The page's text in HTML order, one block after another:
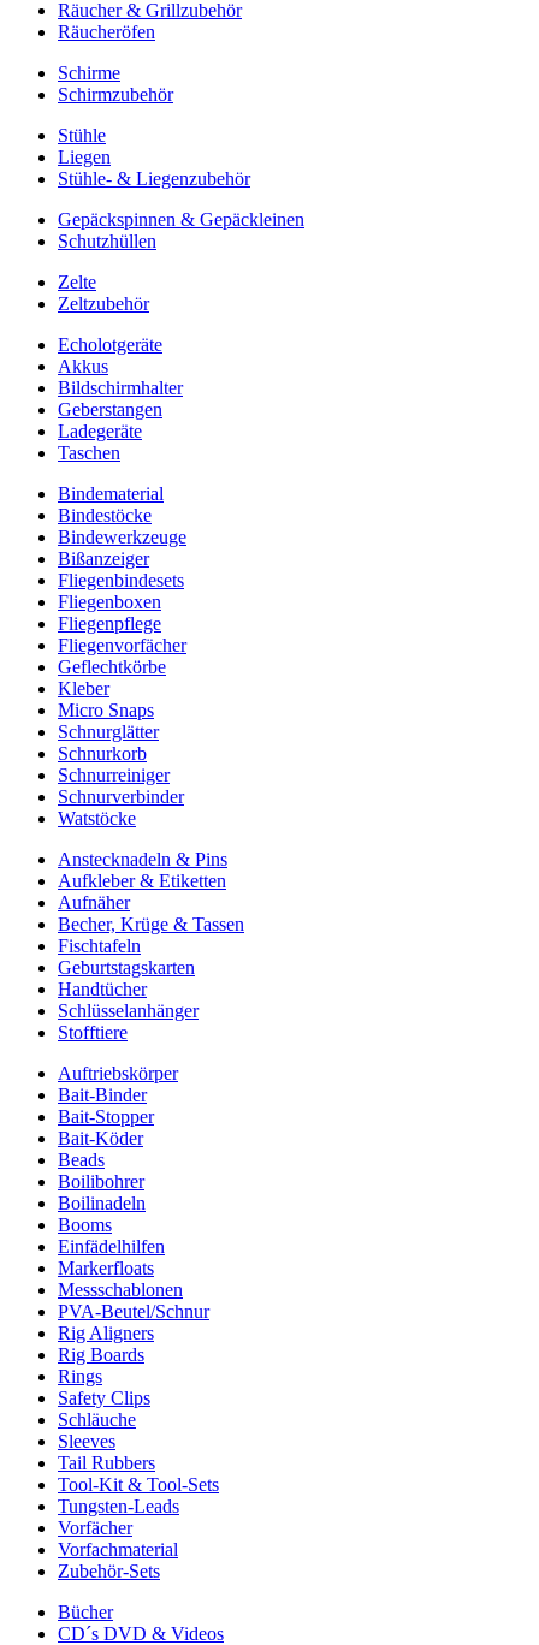
Räucher & Grillzubehör
Räucheröfen
Schirme
Schirmzubehör
Stühle
Liegen
Stühle- & Liegenzubehör
Gepäckspinnen & Gepäckleinen
Schutzhüllen
Zelte
Zeltzubehör
Echolotgeräte
Akkus
Bildschirmhalter
Geberstangen
Ladegeräte
Taschen
Bindematerial
Bindestöcke
Bindewerkzeuge
Bißanzeiger
Fliegenbindesets
Fliegenboxen
Fliegenpflege
Fliegenvorfächer
Geflechtkörbe
Kleber
Micro Snaps
Schnurglätter
Schnurkorb
Schnurreiniger
Schnurverbinder
Watstöcke
Anstecknadeln & Pins
Aufkleber & Etiketten
Aufnäher
Becher, Krüge & Tassen
Fischtafeln
Geburtstagskarten
Handtücher
Schlüsselanhänger
Stofftiere
Auftriebskörper
Bait-Binder
Bait-Stopper
Bait-Köder
Beads
Boilibohrer
Boilinadeln
Booms
Einfädelhilfen
Markerfloats
Messschablonen
PVA-Beutel/Schnur
Rig Aligners
Rig Boards
Rings
Safety Clips
Schläuche
Sleeves
Tail Rubbers
Tool-Kit & Tool-Sets
Tungsten-Leads
Vorfächer
Vorfachmaterial
Zubehör-Sets
Bücher
CD´s DVD & Videos